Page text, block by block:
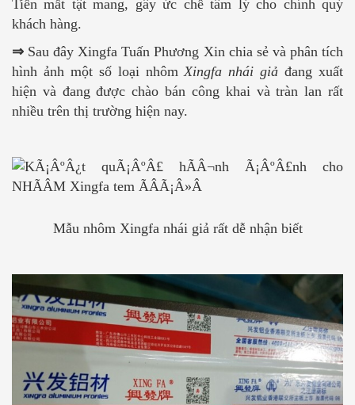
Tiền mất tật mang, gây ức chế tâm lý cho chính quý
khách hàng.
⇒ Sau đây Xingfa Tuấn Phương Xin chia sẻ và phân tích
hình ảnh một số loại nhômXingfa nhái giả đang xuất
hiện và đang được chào bán công khai và tràn lan rất
nhiều trên thị trường hiện nay.
Mẫu nhôm Xingfa nhái giả rất dễ nhận biết